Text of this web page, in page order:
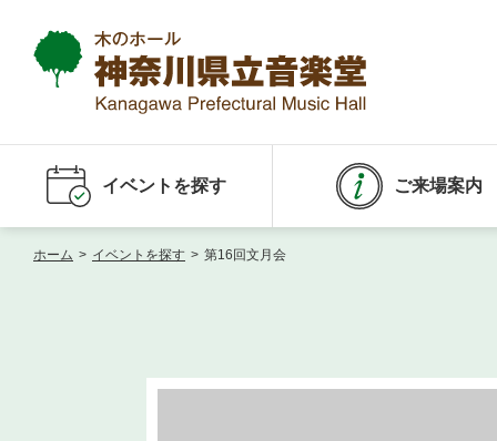
イベントを探す ご来場案内
ホーム > イベントを探す > 第16回文月会